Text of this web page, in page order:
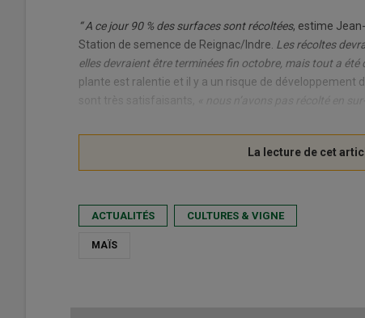
“ A ce jour 90 % des surfaces sont récoltées, estime
Station de semence de Reignac/Indre. Les récoltes
elles devraient être terminées fin octobre, mais tout a été
plante est ralentie et il y a un risque de développement
ACTUALITÉS CULTURES & VIGNE
MAÏS